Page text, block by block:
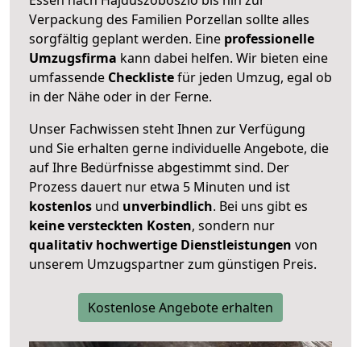
Verpackung des Familien Porzellan sollte alles
sorgfältig geplant werden. Eine professionelle
Umzugsfirma kann dabei helfen. Wir bieten eine
umfassende Checklistefür jeden Umzug, egal ob
in der Nähe oder in der Ferne.
Unser Fachwissen steht Ihnen zur Verfügung
und Sie erhalten gerne individuelle Angebote, die
auf Ihre Bedürfnisse abgestimmt sind. Der
Prozess dauert nur etwa 5 Minuten und ist
kostenlos und unverbindlich. Bei uns gibt es
keine versteckten Kosten, sondern nur
qualitativ hochwertige Dienstleistungen von
unserem Umzugspartner zum günstigen Preis.
Kostenlose Angebote erhalten